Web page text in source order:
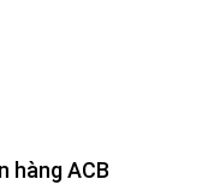
hàng ACB